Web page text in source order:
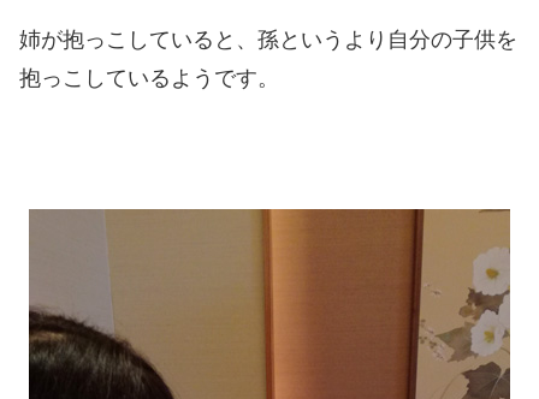
姉が抱っこしていると、孫というより自分の子供を
抱っこしているようです。